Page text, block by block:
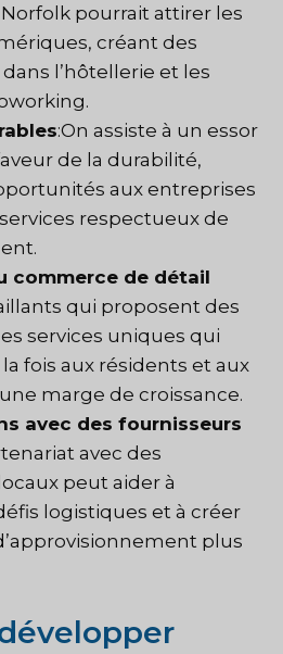
Norfolk pourrait attirer les
créant des
l’hôtellerie et les
:On assiste à un essor
de la durabilité,
aux entreprises
respectueux de
commerce de détail
qui proposent des
services uniques qui
la fois aux résidents et aux
marge de croissance.
avec des fournisseurs
avec des
peut aider à
logistiques et à créer
plus